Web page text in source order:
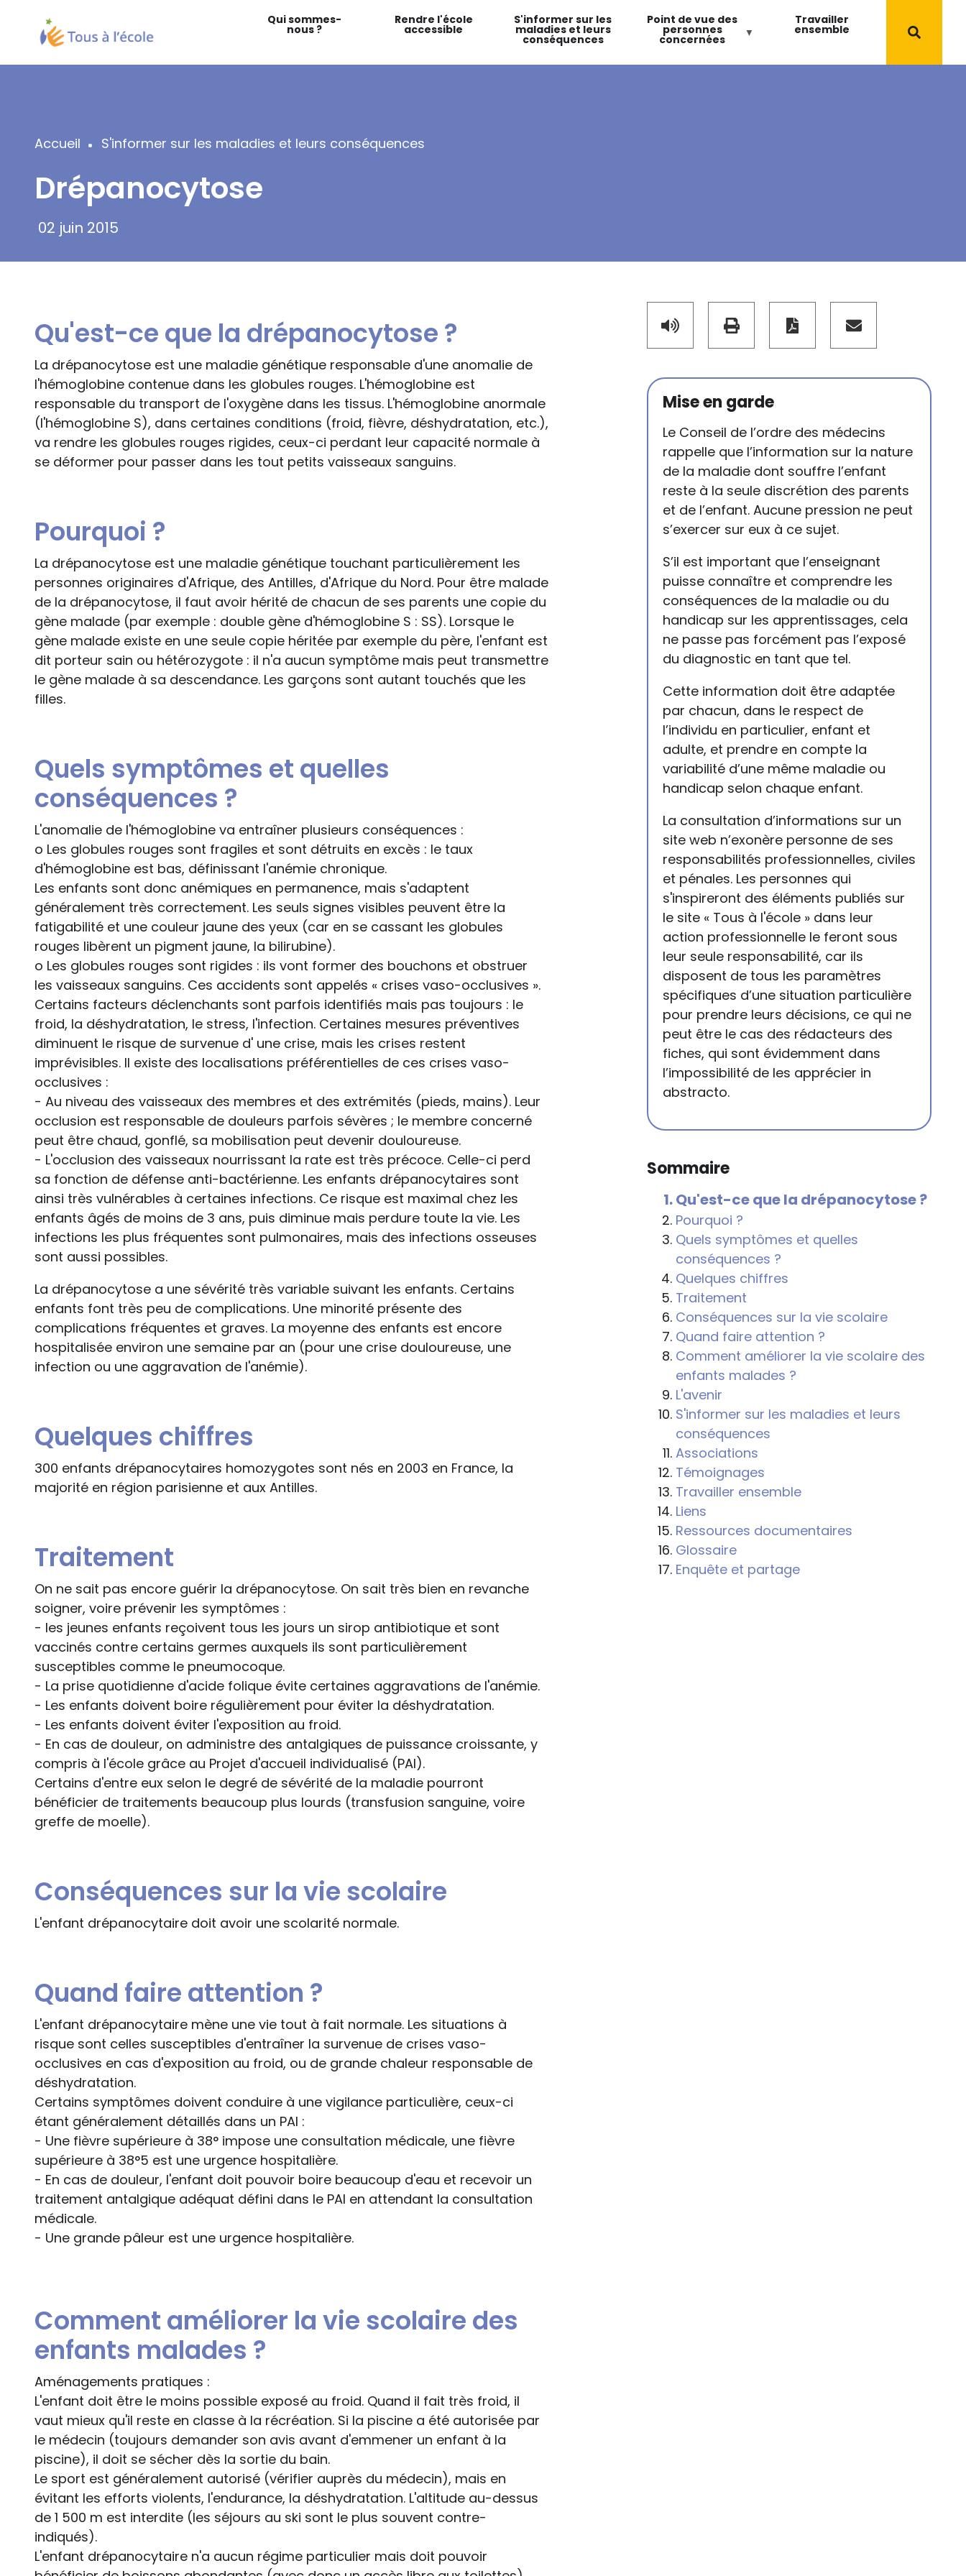
contenu
principal
Qui sommes-
nous ?
Rendre l'école
accessible
S'informer sur les
maladies et leurs
conséquences
Point de vue des
personnes
concernées
Travailler
ensemble
Fil
d'Ariane
Accueil S'informer sur les maladies et leurs conséquences
Drépanocytose
02 juin 2015
Qu'est-ce que la drépanocytose ?
La drépanocytose est une maladie génétique responsable d'une anomalie de
l'hémoglobine contenue dans les globules rouges. L'hémoglobine est
responsable du transport de l'oxygène dans les tissus. L'hémoglobine anormale
(l'hémoglobine S), dans certaines conditions (froid, fièvre, déshydratation, etc.),
va rendre les globules rouges rigides, ceux-ci perdant leur capacité normale à
se déformer pour passer dans les tout petits vaisseaux sanguins.
Pourquoi ?
La drépanocytose est une maladie génétique touchant particulièrement les
personnes originaires d'Afrique, des Antilles, d'Afrique du Nord. Pour être malade
de la drépanocytose, il faut avoir hérité de chacun de ses parents une copie du
gène malade (par exemple : double gène d'hémoglobine S : SS). Lorsque le
gène malade existe en une seule copie héritée par exemple du père, l'enfant est
dit porteur sain ou hétérozygote : il n'a aucun symptôme mais peut transmettre
le gène malade à sa descendance. Les garçons sont autant touchés que les
filles.
Quels symptômes et quelles
conséquences ?
L'anomalie de l'hémoglobine va entraîner plusieurs conséquences :
o Les globules rouges sont fragiles et sont détruits en excès : le taux
d'hémoglobine est bas, définissant l'anémie chronique.
Les enfants sont donc anémiques en permanence, mais s'adaptent
généralement très correctement. Les seuls signes visibles peuvent être la
fatigabilité et une couleur jaune des yeux (car en se cassant les globules
rouges libèrent un pigment jaune, la bilirubine).
o Les globules rouges sont rigides : ils vont former des bouchons et obstruer
les vaisseaux sanguins. Ces accidents sont appelés « crises vaso-occlusives ».
Certains facteurs déclenchants sont parfois identifiés mais pas toujours : le
froid, la déshydratation, le stress, l'infection. Certaines mesures préventives
diminuent le risque de survenue d' une crise, mais les crises restent
imprévisibles. Il existe des localisations préférentielles de ces crises vaso-
occlusives :
- Au niveau des vaisseaux des membres et des extrémités (pieds, mains). Leur
occlusion est responsable de douleurs parfois sévères ; le membre concerné
peut être chaud, gonflé, sa mobilisation peut devenir douloureuse.
- L'occlusion des vaisseaux nourrissant la rate est très précoce. Celle-ci perd
sa fonction de défense anti-bactérienne. Les enfants drépanocytaires sont
ainsi très vulnérables à certaines infections. Ce risque est maximal chez les
enfants âgés de moins de 3 ans, puis diminue mais perdure toute la vie. Les
infections les plus fréquentes sont pulmonaires, mais des infections osseuses
sont aussi possibles.
La drépanocytose a une sévérité très variable suivant les enfants. Certains
enfants font très peu de complications. Une minorité présente des
complications fréquentes et graves. La moyenne des enfants est encore
hospitalisée environ une semaine par an (pour une crise douloureuse, une
infection ou une aggravation de l'anémie).
Quelques chiffres
300 enfants drépanocytaires homozygotes sont nés en 2003 en France, la
majorité en région parisienne et aux Antilles.
Traitement
On ne sait pas encore guérir la drépanocytose. On sait très bien en revanche
soigner, voire prévenir les symptômes :
- les jeunes enfants reçoivent tous les jours un sirop antibiotique et sont
vaccinés contre certains germes auxquels ils sont particulièrement
susceptibles comme le pneumocoque.
- La prise quotidienne d'acide folique évite certaines aggravations de l'anémie.
- Les enfants doivent boire régulièrement pour éviter la déshydratation.
- Les enfants doivent éviter l'exposition au froid.
- En cas de douleur, on administre des antalgiques de puissance croissante, y
compris à l'école grâce au Projet d'accueil individualisé (PAI).
Certains d'entre eux selon le degré de sévérité de la maladie pourront
bénéficier de traitements beaucoup plus lourds (transfusion sanguine, voire
greffe de moelle).
Conséquences sur la vie scolaire
L'enfant drépanocytaire doit avoir une scolarité normale.
Quand faire attention ?
L'enfant drépanocytaire mène une vie tout à fait normale. Les situations à
risque sont celles susceptibles d'entraîner la survenue de crises vaso-
occlusives en cas d'exposition au froid, ou de grande chaleur responsable de
déshydratation.
Certains symptômes doivent conduire à une vigilance particulière, ceux-ci
étant généralement détaillés dans un PAI :
- Une fièvre supérieure à 38° impose une consultation médicale, une fièvre
supérieure à 38°5 est une urgence hospitalière.
- En cas de douleur, l'enfant doit pouvoir boire beaucoup d'eau et recevoir un
traitement antalgique adéquat défini dans le PAI en attendant la consultation
médicale.
- Une grande pâleur est une urgence hospitalière.
Comment améliorer la vie scolaire des
enfants malades ?
Aménagements pratiques :
L'enfant doit être le moins possible exposé au froid. Quand il fait très froid, il
vaut mieux qu'il reste en classe à la récréation. Si la piscine a été autorisée par
le médecin (toujours demander son avis avant d'emmener un enfant à la
piscine), il doit se sécher dès la sortie du bain.
Le sport est généralement autorisé (vérifier auprès du médecin), mais en
évitant les efforts violents, l'endurance, la déshydratation. L'altitude au-dessus
de 1 500 m est interdite (les séjours au ski sont le plus souvent contre-
indiqués).
L'enfant drépanocytaire n'a aucun régime particulier mais doit pouvoir
Mise en garde
Le Conseil de l’ordre des médecins
rappelle que l’information sur la nature
de la maladie dont souffre l’enfant
reste à la seule discrétion des parents
et de l’enfant. Aucune pression ne peut
s’exercer sur eux à ce sujet.
S’il est important que l’enseignant
puisse connaître et comprendre les
conséquences de la maladie ou du
handicap sur les apprentissages, cela
ne passe pas forcément pas l’exposé
du diagnostic en tant que tel.
Cette information doit être adaptée
par chacun, dans le respect de
l’individu en particulier, enfant et
adulte, et prendre en compte la
variabilité d’une même maladie ou
handicap selon chaque enfant.
La consultation d’informations sur un
site web n’exonère personne de ses
responsabilités professionnelles, civiles
et pénales. Les personnes qui
s'inspireront des éléments publiés sur
le site « Tous à l'école » dans leur
action professionnelle le feront sous
leur seule responsabilité, car ils
disposent de tous les paramètres
spécifiques d’une situation particulière
pour prendre leurs décisions, ce qui ne
peut être le cas des rédacteurs des
fiches, qui sont évidemment dans
l’impossibilité de les apprécier in
abstracto.
Sommaire
Qu'est-ce que la drépanocytose ?
Pourquoi ?
Quels symptômes et quelles
conséquences ?
Quelques chiffres
Traitement
Conséquences sur la vie scolaire
Quand faire attention ?
Comment améliorer la vie scolaire des
enfants malades ?
L'avenir
S'informer sur les maladies et leurs
conséquences
Associations
Témoignages
Travailler ensemble
Liens
Ressources documentaires
Glossaire
Enquête et partage